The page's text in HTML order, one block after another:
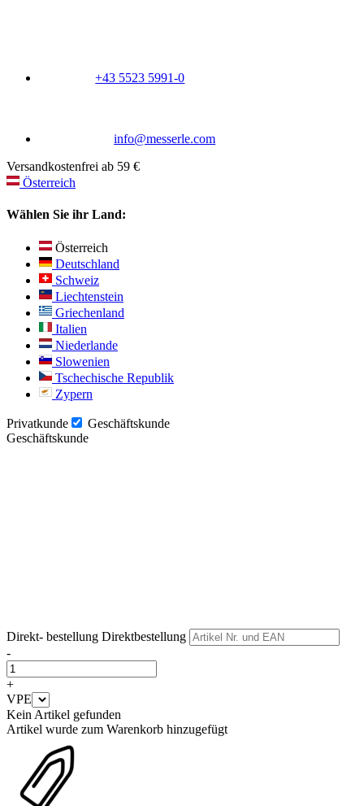
+43 5523 5991-0
info@messerle.com
Versandkostenfrei ab 59 €
Österreich
Wählen Sie ihr Land:
Österreich
Deutschland
Schweiz
Liechtenstein
Griechenland
Italien
Niederlande
Slowenien
Tschechische Republik
Zypern
Privatkunde
Geschäftskunde
Geschäftskunde
Direkt- bestellung Direktbestellung
-
+
VPE
Kein Artikel gefunden
Artikel wurde zum Warenkorb hinzugefügt